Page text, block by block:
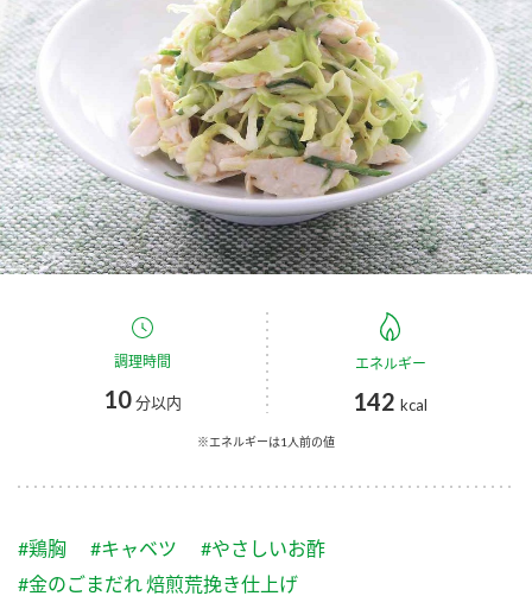
お酢ドリンク ぽん酢
みりん風・料理酒 鍋用調味料
つゆ たれ
スープ 中華
クイック調味料
ふりかけ
キャンペーン情報
ブランド・スペシャルサイト
ブランド・スペシャルサイト トップ
商品ブランドサイト
Fibee（ファイビー）
くらしプラ酢
カンタン酢
お酢ドリンク
つゆ
納豆のサイト
企業情報
国内事業概要
企業理念
ミツカンの歴史
ミツカンを知る
環境への取り組み
お客様相談センター
調理時間
10分以内
エネルギー
142 kcal
※エネルギーは1人前の値
#鶏胸 #キャベツ
#やさしいお酢
#金のごまだれ 焙煎荒挽き仕上げ